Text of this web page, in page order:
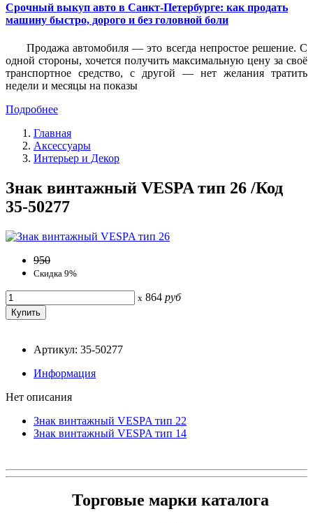
Срочный выкуп авто в Санкт-Петербурге: как продать
машину быстро, дорого и без головной боли
Продажа автомобиля — это всегда непростое решение. С
одной стороны, хочется получить максимальную цену за своё
транспортное средство, с другой — нет желания тратить
недели и месяцы на показы
Подробнее
Главная
Аксессуары
Интерьер и Декор
Знак винтажный VESPA тип 26 /Код
35-50277
950
Скидка 9%
x 864 руб
Артикул: 35-50277
Информация
Нет описания
Знак винтажный VESPA тип 22
Знак винтажный VESPA тип 14
Торговые марки каталога